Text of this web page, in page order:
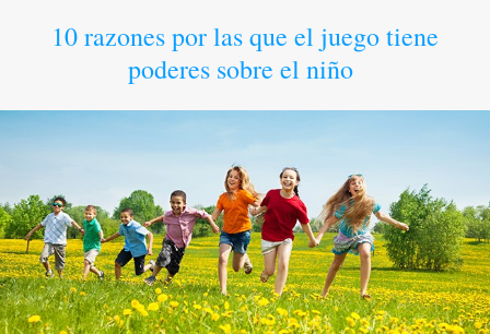
10 razones por las que el juego tiene
poderes sobre el niño